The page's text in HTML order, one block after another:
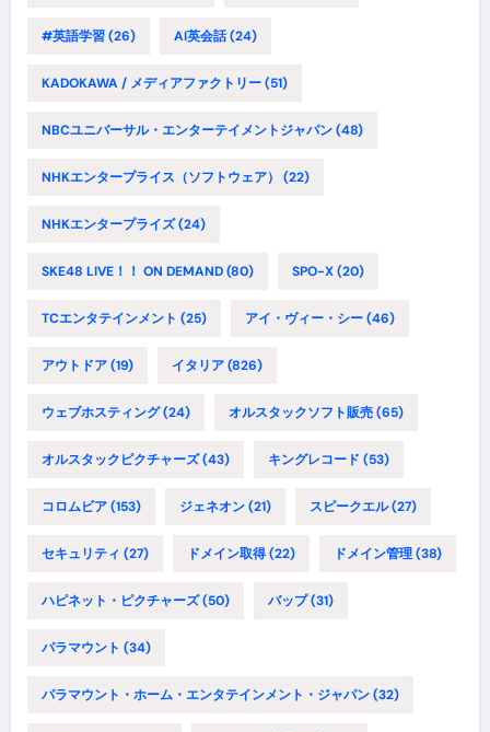
#英語学習(26) AI英会話(24)
KADOKAWA / メディアファクトリー(51)
NBCユニバーサル・エンターテイメントジャパン(48)
NHKエンタープライス（ソフトウェア） (22)
NHKエンタープライズ(24)
SKE48 LIVE！！ ON DEMAND(80) SPO-X(20)
TCエンタテインメント (25) アイ・ヴィー・シー(46)
アウトドア(19) イタリア(826)
ウェブホスティング(24) オルスタックソフト販売(65)
オルスタックピクチャーズ(43) キングレコード (53)
コロムビア(153) ジェネオン(21) スピークエル(27)
セキュリティ (27) ドメイン取得(22) ドメイン管理(38)
ハピネット・ピクチャーズ(50) バップ(31)
パラマウント (34)
パラマウント・ホーム・エンタテインメント・ジャパン(32)